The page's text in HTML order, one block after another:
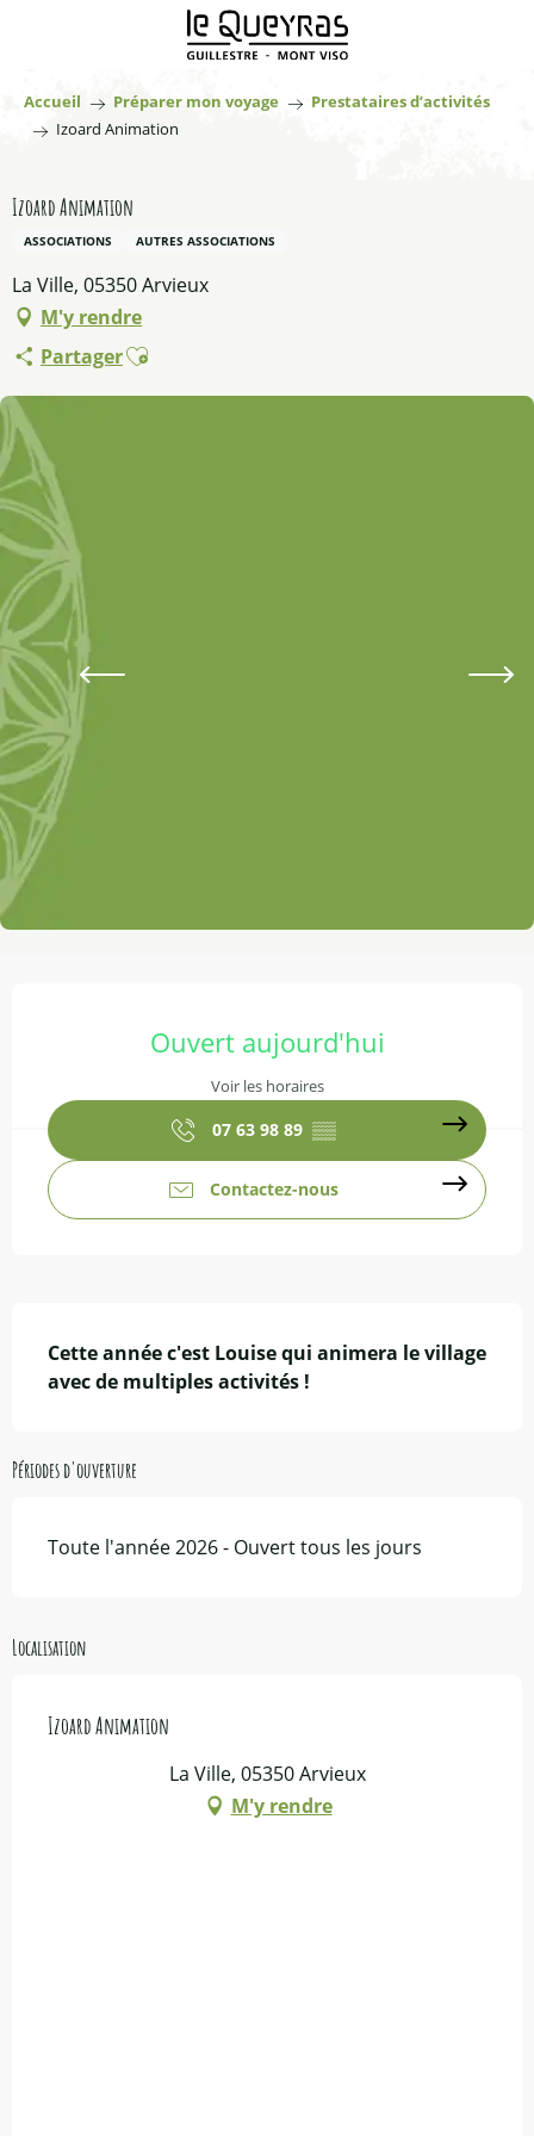
principal
Accueil Préparer mon voyage
Prestataires d’activités
Izoard Animation
Izoard Animation
ASSOCIATIONS AUTRES ASSOCIATIONS
La Ville, 05350 Arvieux
M'y rendre
PartagerAjouter aux favoris
Ouvert aujourd'hui
Voir les horaires
07 63 98 89 ▒▒
Contactez-nous
Cette année c'est Louise qui animera le village
avec de multiples activités !
Périodes d'ouverture
Toute l'année 2026 - Ouvert tous les jours
Localisation
Izoard Animation
La Ville, 05350 Arvieux
M'y rendre